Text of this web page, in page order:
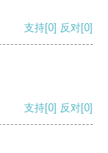
支持[0] 反对[0]
支持[0] 反对[0]